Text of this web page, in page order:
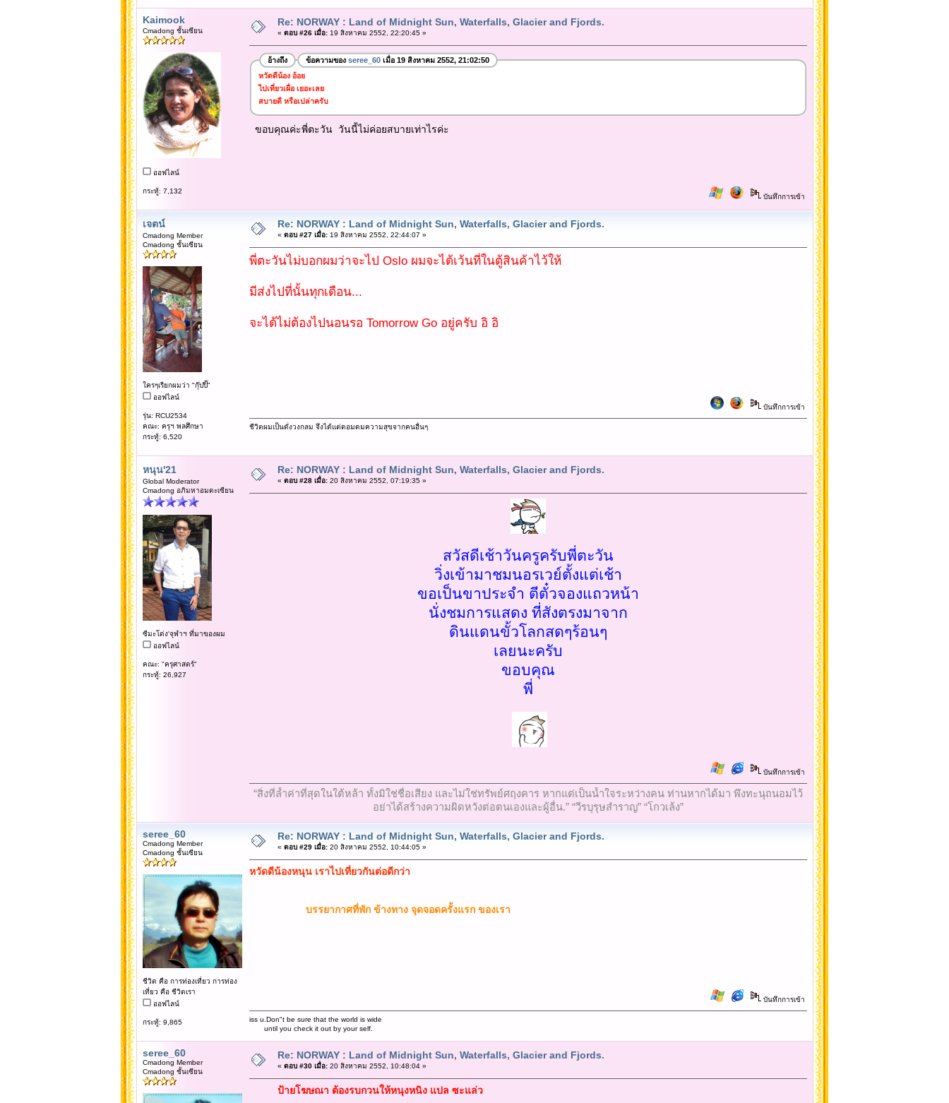
Kaimook
Cmadong ชั้นเซียน
ออฟไลน์
กระทู้: 7,132
Re: NORWAY : Land of Midnight Sun, Waterfalls, Glacier and Fjords.
« ตอบ #26 เมื่อ:19 สิงหาคม 2552, 22:20:45 »
อ้างถึง ข้อความของ seree_60เมื่อ 19 สิงหาคม 2552, 21:02:50
หวัดดีน้อง อ้อย
ไปเที่ยวเผื่อ เยอะเลย
สบายดี หรือเปล่าครับ
ขอบคุณค่ะพี่ตะวัน วันนี้ไม่ค่อยสบายเท่าไรค่ะ
บันทึกการเข้า
เจตน์
Cmadong Member
Cmadong ชั้นเซียน
ใครๆเรียกผมว่า "กุ๊ปปิ๊"
ออฟไลน์
รุ่น: RCU2534
คณะ: ครุฯ พลศึกษา
กระทู้: 6,520
Re: NORWAY : Land of Midnight Sun, Waterfalls, Glacier and Fjords.
« ตอบ #27 เมื่อ:19 สิงหาคม 2552, 22:44:07 »
พี่ตะวันไม่บอกผมว่าจะไป Oslo ผมจะได้เว้นที่ในตู้สินค้าไว้ให้
มีส่งไปที่นั้นทุกเดือน...
จะได้ไม่ต้องไปนอนรอ Tomorrow Go อยู่ครับ อิ อิ
บันทึกการเข้า
ชีวิตผมเป็นดั่งวงกลม จึงได้แต่ดอมดมความสุขจากคนอื่นๆ
หนุน'21
Global Moderator
Cmadong อภิมหาอมตะเซียน
ซีมะโด่ง'จุฬาฯ ที่มาของผม
ออฟไลน์
คณะ: "ครุศาสตร์"
กระทู้: 26,927
Re: NORWAY : Land of Midnight Sun, Waterfalls, Glacier and Fjords.
« ตอบ #28 เมื่อ:20 สิงหาคม 2552, 07:19:35 »
สวัสดีเช้าวันครูครับพี่ตะวัน
วิ่งเข้ามาชมนอรเวย์ตั้งแต่เช้า
ขอเป็นขาประจำ ตีตั๋วจองแถวหน้า
นั่งชมการแสดง ที่สังตรงมาจาก
ดินแดนขั้วโลกสดๆร้อนๆ
เลยนะครับ
ขอบคุณ
พี่
บันทึกการเข้า
“สิ่งที่ล้ำค่าที่สุดในใต้หล้า ทั้งมิใช่ชื่อเสียง และไม่ใช่ทรัพย์ศฤงคาร หากแต่เป็นน้ำใจระหว่างคน ท่านหากได้มา พึงทะนุถนอมไว้
อย่าได้สร้างความผิดหวังต่อตนเองและผู้อื่น.” “วีรบุรุษสำราญ” “โกวเล้ง”
seree_60
Cmadong Member
Cmadong ชั้นเซียน
ชีวิต คือ การท่องเที่ยว การท่อง
เที่ยว คือ ชีวิตเรา
ออฟไลน์
กระทู้: 9,865
Re: NORWAY : Land of Midnight Sun, Waterfalls, Glacier and Fjords.
« ตอบ #29 เมื่อ:20 สิงหาคม 2552, 10:44:05 »
หวัดดีน้องหนุน เราไปเที่ยวกันต่อดีกว่า
บรรยากาศที่พัก ข้างทาง จุดจอดครั้งแรก ของเรา
บันทึกการเข้า
iss u.Don"t be sure that the world is wide
until you check it out by your self.
seree_60
Cmadong Member
Cmadong ชั้นเซียน
Re: NORWAY : Land of Midnight Sun, Waterfalls, Glacier and Fjords.
« ตอบ #30 เมื่อ:20 สิงหาคม 2552, 10:48:04 »
ป้ายโฆษณา ต้องรบกวนให้หนุงหนิง แปล ซะแล่ว